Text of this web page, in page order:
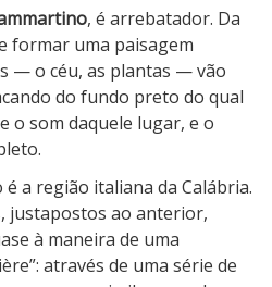
, é arrebatador. Da
formar uma paisagem
— o céu, as plantas — vão
do fundo preto do qual
o som daquele lugar, e o
a região italiana da Calábria.
justapostos ao anterior,
à maneira de uma
através de uma série de